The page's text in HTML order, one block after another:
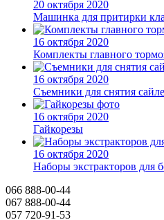
20 октября 2020
Машинка для притирки
16 октября 2020
Комплекты главного
16 октября 2020
Съемники для снятия
16 октября 2020
Гайкорезы
16 октября 2020
Наборы экстракторов для
066 888-00-44
067 888-00-44
057 720-91-53